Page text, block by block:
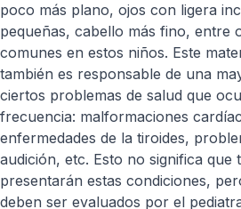
poco más plano, ojos con ligera
pequeñas, cabello más fino, entre
comunes en estos niños. Este
también es responsable de una
ciertos problemas de salud que
frecuencia: malformaciones
enfermedades de la tiroides,
audición, etc. Esto no significa que
presentarán estas condiciones,
deben ser evaluados por el